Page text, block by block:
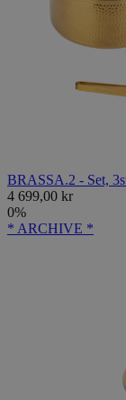
BRASSA.2 - Set,
4 699,00 kr
0%
* ARCHIVE *